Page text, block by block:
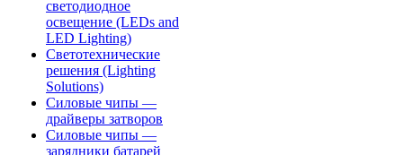
светодиодное
освещение (LEDs and
LED Lighting)
Светотехнические
решения (Lighting
Solutions)
Силовые чипы —
драйверы затворов
Силовые чипы —
зарядники батарей